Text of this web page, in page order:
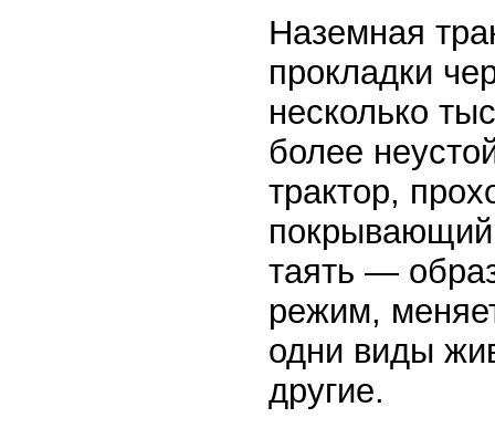
Наземная
прокладки
несколько
более
трактор,
покрывающий
таять —
режим,
одни виды
другие.